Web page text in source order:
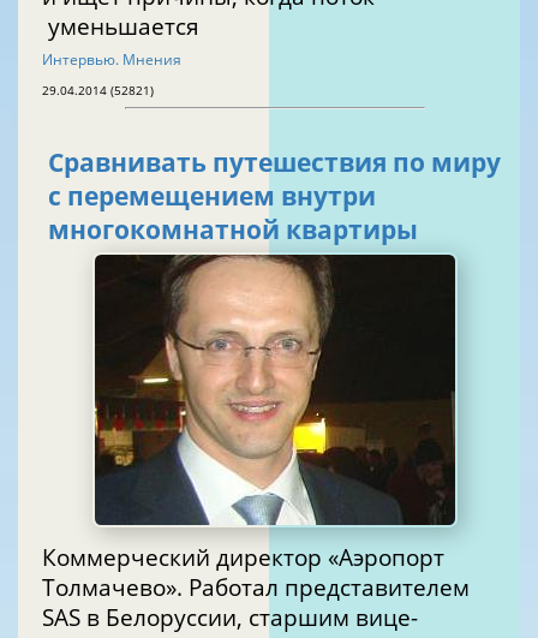
уменьшается
Интервью. Мнения
29.04.2014 (52821)
Сравнивать путешествия по миру
с перемещением внутри
многокомнатной квартиры
Коммерческий директор «Аэропорт
Толмачево». Работал представителем
SAS в Белоруссии, старшим вице-